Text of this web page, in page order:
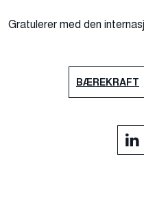
Gratulerer med den
BÆREKRAFT